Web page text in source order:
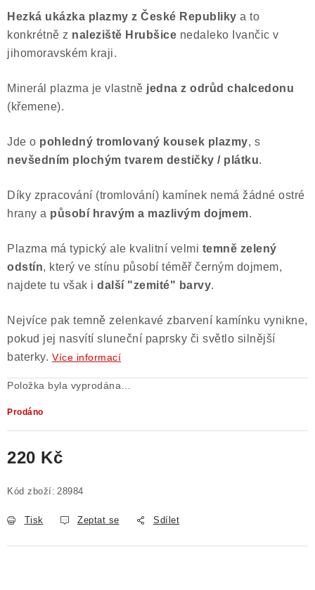
Výkup minerálů a drahých kamenů
Formulář pro uplatnění reklamace
Poučení o právu na odstoupení od smlouvy
Hezká ukázka plazmy z České Republiky a to
konkrétně z naleziště Hrubšice nedaleko Ivančic v
jihomoravském kraji.
Minerál plazma je vlastně jedna z odrůd chalcedonu
(křemene).
Jde o pohledný tromlovaný kousek plazmy, s
nevšedním plochým tvarem destičky / plátku.
Díky zpracování (tromlování) kamínek nemá žádné ostré
hrany a působí hravým a mazlivým dojmem.
Plazma má typický ale kvalitní velmi temně zelený
odstín, který ve stínu působí téměř černým dojmem,
najdete tu však i další "zemité" barvy.
Nejvíce pak temně zelenkavé zbarvení kamínku vynikne,
pokud jej nasvítí sluneční paprsky či světlo silnější
baterky. Více informací
Položka byla vyprodána…
Prodáno
220 Kč
Kód zboží: 28984
Tisk Zeptat se Sdílet